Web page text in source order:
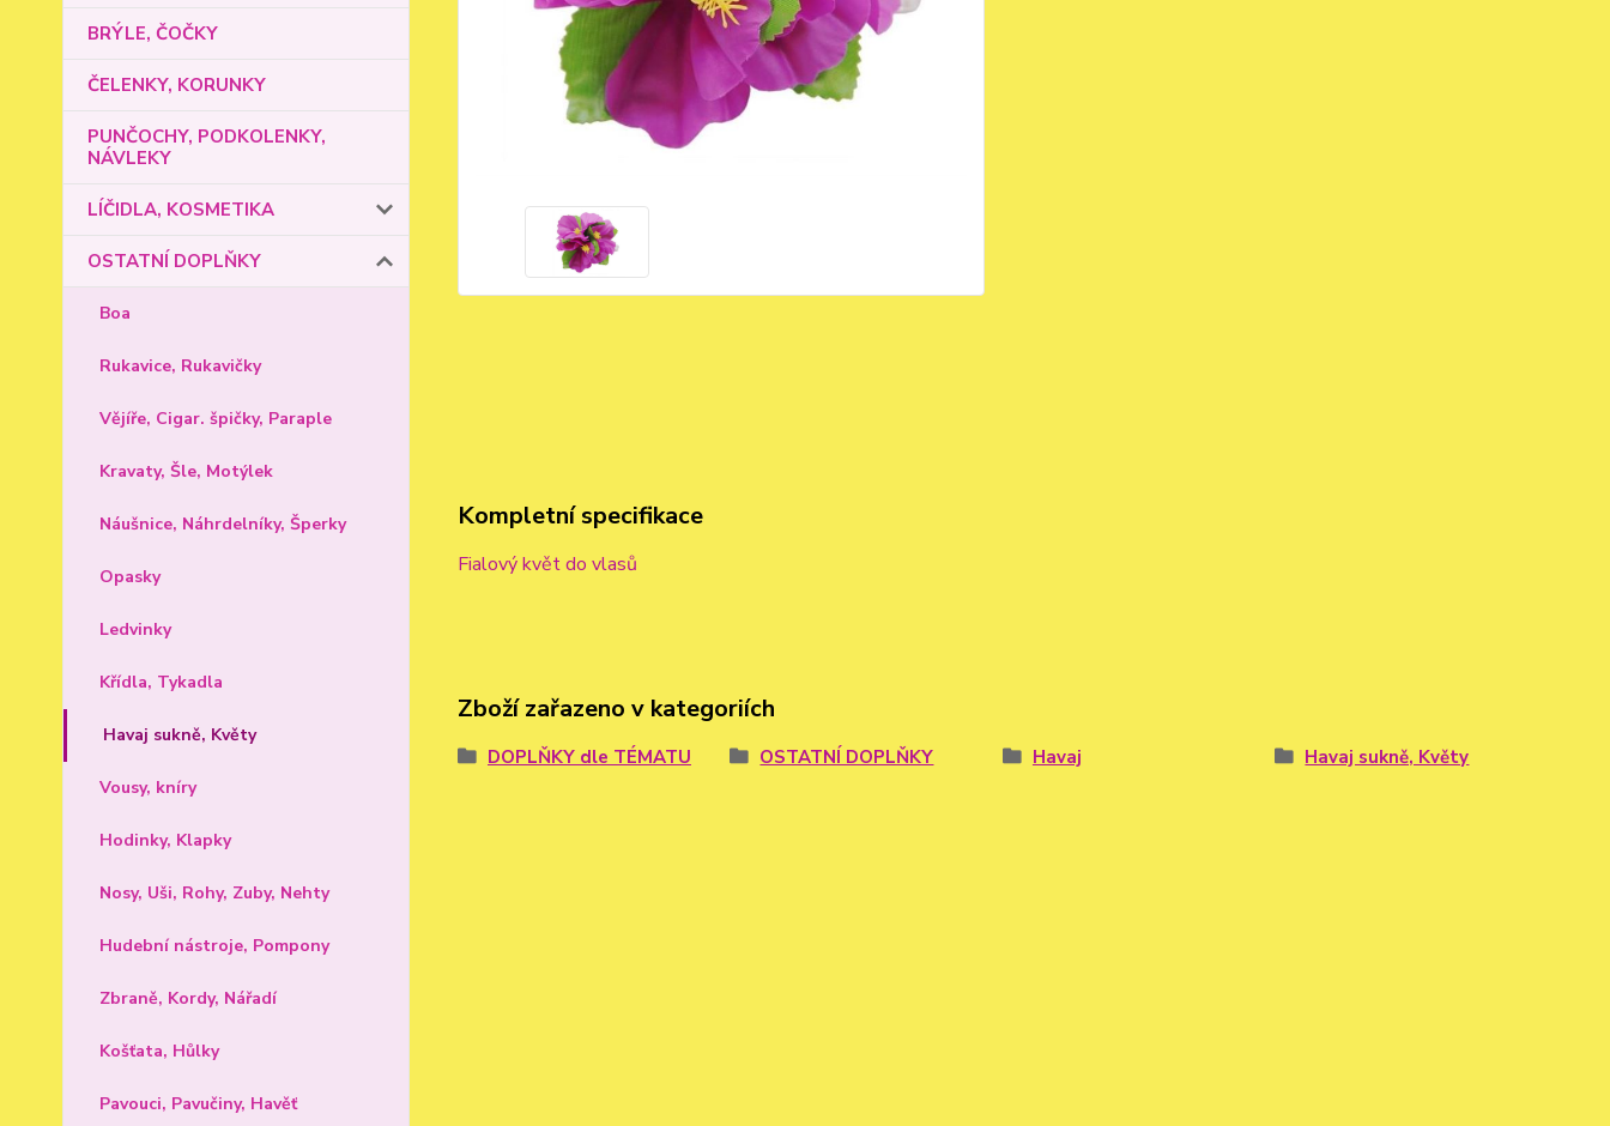
BRÝLE, ČOČKY
ČELENKY, KORUNKY
PUNČOCHY, PODKOLENKY,
NÁVLEKY
LÍČIDLA, KOSMETIKA
OSTATNÍ DOPLŇKY
Boa
Rukavice, Rukavičky
Vějíře, Cigar. špičky, Paraple
Kravaty, Šle, Motýlek
Náušnice, Náhrdelníky, Šperky
Opasky
Ledvinky
Křídla, Tykadla
Havaj sukně, Květy
Vousy, kníry
Hodinky, Klapky
Nosy, Uši, Rohy, Zuby, Nehty
Hudební nástroje, Pompony
Zbraně, Kordy, Nářadí
Košťata, Hůlky
Pavouci, Pavučiny, Havěť
Kompletní specifikace
Fialový květ do vlasů
Zboží zařazeno v kategoriích
DOPLŇKY dle TÉMATU OSTATNÍ DOPLŇKY Havaj Havaj sukně, Květy